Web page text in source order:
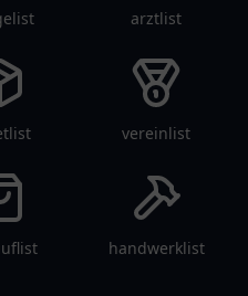
arztlist
vereinlist
handwerklist